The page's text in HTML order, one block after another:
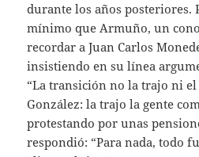
durante los años posteriores.
mínimo que Armuño, un
recordar a Juan Carlos
insistiendo en su línea
“La transición no la trajo ni
González: la trajo la gente
protestando por unas
respondió: “Para nada, todo